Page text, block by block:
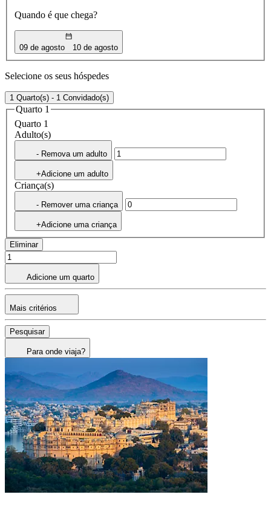
Quando é que chega?
09 de agosto 10 de agosto
Selecione os seus hóspedes
1 Quarto(s) - 1 Convidado(s)
Quarto 1
Quarto 1
Adulto(s)
- Remova um adulto
+Adicione um adulto
Criança(s)
- Remover uma criança
+Adicione uma criança
Eliminar
Adicione um quarto
Mais critérios
Pesquisar
Para onde viaja?